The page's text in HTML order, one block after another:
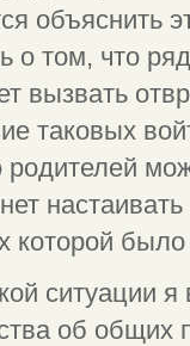
объяснить
о том, что
вызвать
таковых
которой
ситуации
об общих